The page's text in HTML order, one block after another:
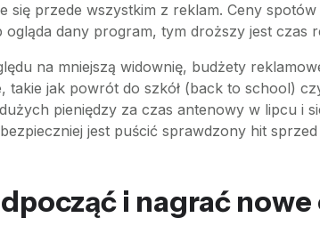
się przede wszystkim z reklam. Ceny
ogląda dany program, tym droższy jest czas
na mniejszą widownię, budżety
takie jak powrót do szkół (back to school)
pieniędzy za czas antenowy w lipcu i
jest puścić sprawdzony hit
i nagrać